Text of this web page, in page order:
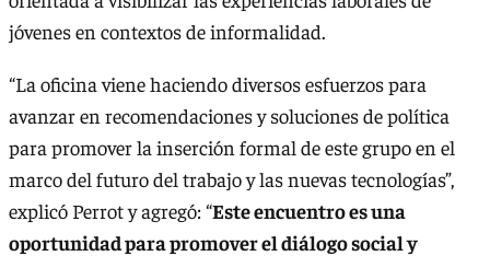
jóvenes en contextos de informalidad.
“La oficina viene haciendo diversos esfuerzos para
avanzar en recomendaciones y soluciones de política
para promover la inserción formal de este grupo en el
marco del futuro del trabajo y las nuevas tecnologías”,
explicó Perrot y agregó: “Este encuentro es una
oportunidad para promover el diálogo social y